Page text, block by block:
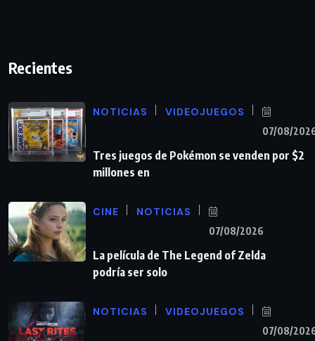
Recientes
NOTICIAS VIDEOJUEGOS
07/08/
Tres juegos de Pokémon se venden por $2
millones en
CINE NOTICIAS
07/08/2026
La película de The Legend of Zelda
podría ser solo
NOTICIAS VIDEOJUEGOS
07/08/